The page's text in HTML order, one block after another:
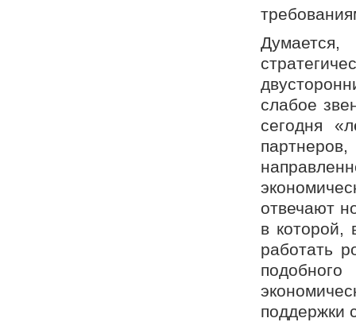
слабое
сегодня
отвечают
в которой,
работать
поддержки